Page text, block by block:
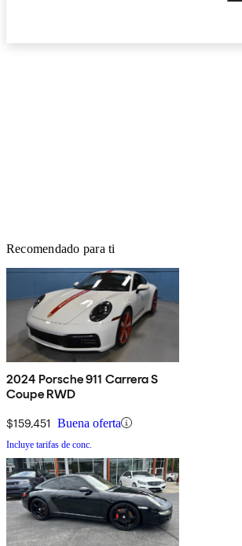
Recomendado para ti
2024 Porsche 911 Carrera S
Coupe RWD
$159,451 Buena oferta
Incluye tarifas de conc.